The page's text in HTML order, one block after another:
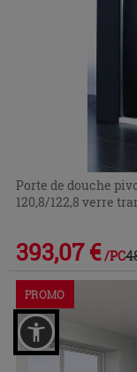
Porte de douche
120,8/122,8 verre
393,07 € /PC
PROMO